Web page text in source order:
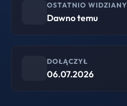
OSTATNIO WIDZIANY
Dawno temu
DOŁĄCZYŁ
06.07.2026